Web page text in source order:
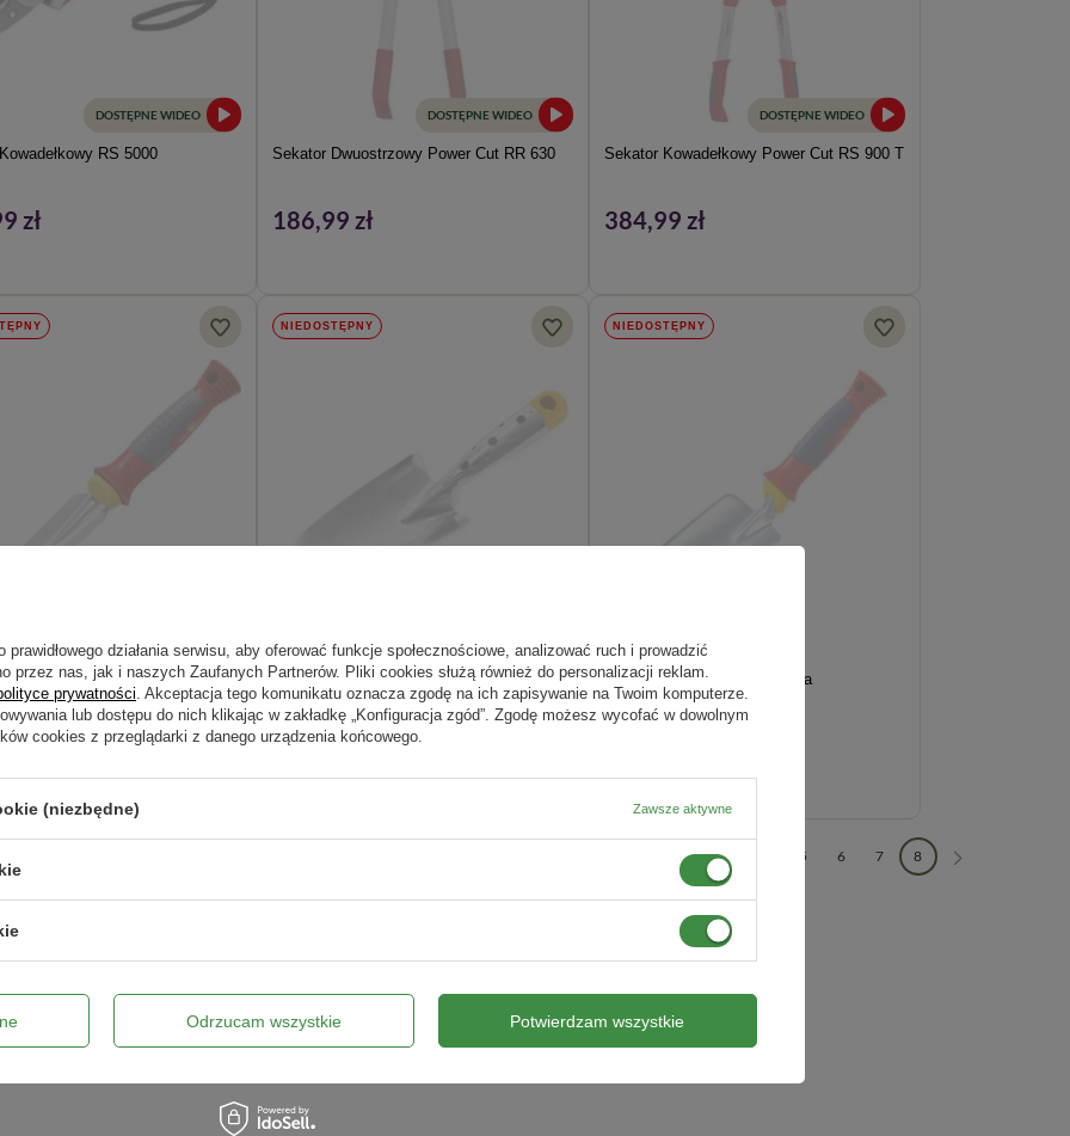
DOSTĘPNE WIDEO
RS 5000
zł
DOSTĘPNE WIDEO
Sekator Dwuostrzowy Power Cut RR 630
186,99 zł
DOSTĘPNE WIDEO
Sekator Kowadełkowy Power Cut RS 900 T
384,99 zł
NIEDOSTĘPNY
Łopatka szeroka ocynkowana Wolf Garten
38,49 zł
NIEDOSTĘPNY
Łopatka Szeroka do Sadzenia
2 3 5 6 7 8
działania serwisu, aby oferować funkcje społecznościowe, analizować ruch i prowadzić
przez nas, jak i naszych Zaufanych Partnerów. Pliki cookies służą również do personalizacji reklam.
prywatności. Akceptacja tego komunikatu oznacza zgodę na ich zapisywanie na Twoim komputerze.
lub dostępu do nich klikając w zakładkę „Konfiguracja zgód”. Zgodę możesz wycofać w dowolnym
cookies z przeglądarki z danego urządzenia końcowego.
(niezbędne) Zawsze aktywne
Odrzucam wszystkie Potwierdzam wszystkie